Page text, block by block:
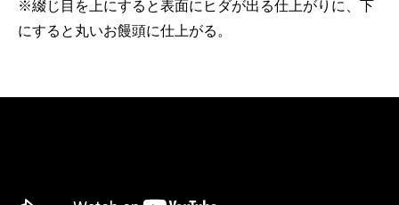
※綴じ目を上にすると表面にヒダが出る仕上がりに、下
にすると丸いお饅頭に仕上がる。